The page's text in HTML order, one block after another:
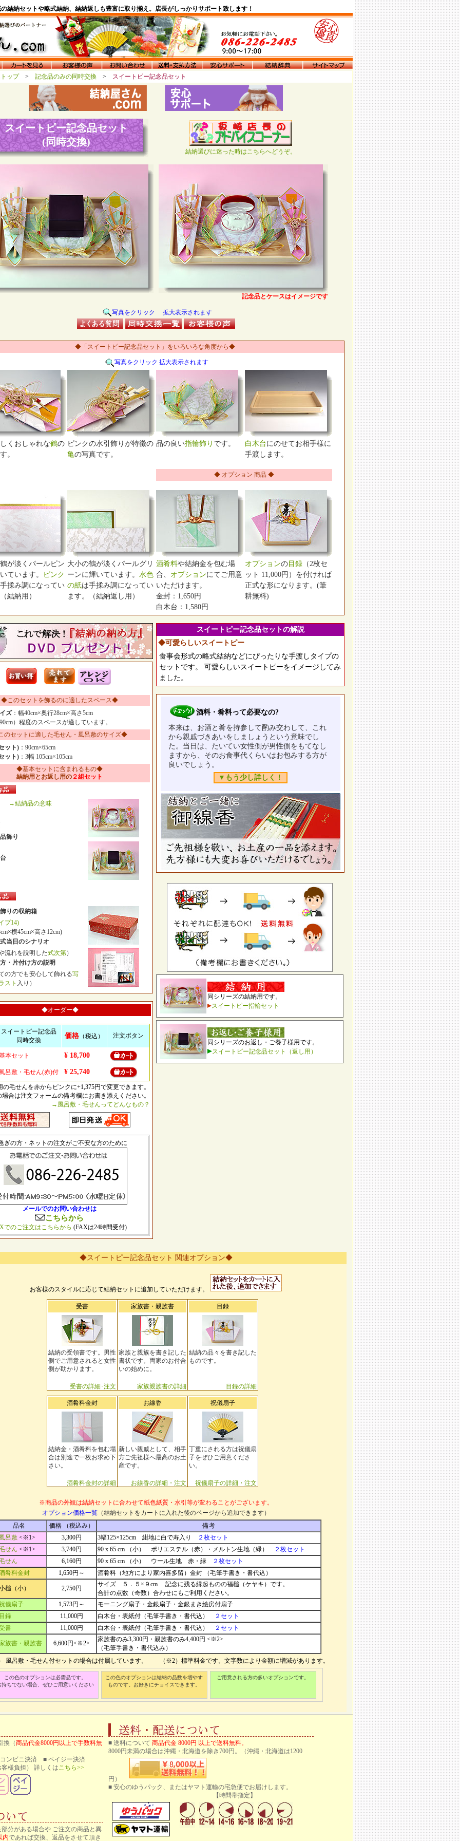
結納セットや略式結納、結納返しも豊富に取り揃え。店長がしっかりサポート致します！
トップ > 記念品のみの同時交換 > スイートピー記念品セット
スイートピー記念品セット
(同時交換)
結納選びに迷った時はこちらへどうぞ。
記念品とケースはイメージです
写真をクリック 拡大表示されます
◆「スイートピー記念品セット」をいろいろな角度から◆
写真をクリック 拡大表示されます
くおしゃれな鶴の
。
ピンクの水引飾りが特徴の
亀の写真です。
品の良い指輪飾り です。 白木台にのせてお相手様に
手渡します。
◆ オプション 商品 ◆
が淡くパールピン
ています。
ピンク
揉み調になってい
結納用）
大小の鶴が淡くパールグリ
ーンに輝いています。 水色
の紙は手揉み調になってい
ます。（結納返し用）
酒肴料や結納金を包む場
合、 オプションにてご用意
いただけます。
金封：1,650円
白木台：1,580円
オプションの目録（2枚セ
ット 11,000円）を付ければ
正式な形になります。(筆
耕無料)
◆このセットを飾るのに適したスペース◆
ズ：幅40cm×奥行28cm×高さ5cm
）程度のスペースが適しています。
のセットに適した毛せん・風呂敷のサイズ◆
ット) ：90cm×65cm
ット) ：3幅 105cm×105cm
◆基本セットに含まれるもの◆
結納用とお返し用の２組セット
→結納品の意味
飾り
りの収納箱
プ14)
横45cm×高さ12cm)
当日のシナリオ
流れを説明した式次第）
・片付け方の説明
の方でも安心して飾れる写
スト 入り）
◆オーダー◆
スイートピー記念品
同時交換
価格 （税込） 注文ボタン
本セット ¥ 18,700
呂敷・毛せん(赤)付 ¥ 25,740
の毛せんを赤からピンクに+1,375円で変更できます。
場合は注文フォームの備考欄にお書き添えください。
→風呂敷・毛せんってどんなもの？
ぎの方・ネットの注文がご不安な方のために
メールでのお問い合わせは
こちらから
でのご注文はこちらから (FAXは24時間受付)
スイートピー記念品セットの解説
◆可愛らしいスイートピー
食事会形式の略式結納などにぴったりな手渡しタイプの
セットです。 可愛らしいスイートピーをイメージしてみ
ました。
酒料・肴料って必要なの?
本来は、お酒と肴を持参して酌み交わして、これ
から親戚づきあいをしましょうという意味でし
た。当日は、たいてい女性側が男性側をもてなし
ますから、そのお食事代くらいはお包みする方が
良いでしょう。
▼もう少し詳しく！
同シリーズの結納用です。
スイートピー指輪セット
同シリーズのお返し・ご養子様用です。
スイートピー記念品セット（返し用）
◆スイートピー記念品セット 関連オプション◆
お客様のスタイルに応じて結納セットに追加していただけます。
受書
結納の受領書です。男性
側でご用意されると女性
側が助かります。
受書の詳細･注文
家族書・親族書
家族と親族を書き記した
書状です。両家のお付合
いの始めに。
家族親族書の詳細
目録
結納の品々を書き記した
ものです。
目録の詳細
酒肴料金封
結納金・酒肴料を包む場
合は別途で一枚お求め下
さい。
酒肴料金封の詳細
お線香
新しい親戚として、相手
方ご先祖様へ最高のお土
産です。
お線香の詳細・注文
祝儀扇子
丁重にされる方は祝儀扇
子をぜひご用意くださ
い。
祝儀扇子の詳細・注文
※商品の外観は結納セットに合わせて紙色紙質・水引等が変わることがございます。
オプション価格一覧（結納セットをカートに入れた後のページから追加できます）
品名
価格 （税込み）
備考
呂敷 <※1> 3,300円 3幅125×125cm 紺地に白で寿入り
２枚セット
せん <※1> 3,740円 90 x 65 cm （小） ポリエステル（赤）・メルトン生地（緑）
２枚セット
せん
6,160円 90 x 65 cm （小） ウール生地 赤・緑
２枚セット
肴料金封
1,650円～ 酒肴料（地方により家内喜多留）金封 （毛筆手書き・書代込）
槌（小） 2,750円
サイズ ５．５×９cm 記念に残る縁起ものの福槌（ケヤキ）です。
合計の点数（奇数）合わせにもご利用ください。
儀扇子
1,573円～
モーニング扇子・金銀扇子・金銀まき絵房付扇子
録
11,000円 白木台・表紙付（毛筆手書き・書代込）
２セット
書
11,000円 白木台・表紙付（毛筆手書き・書代込） ２セット
族書・親族書 6,600円<※2>
家族書のみ3,300円・親族書のみ4,400円 <※2>
（毛筆手書き・書代込み）
風呂敷・毛せん付セットの場合は付属しています。 （※2）標準料金です。文字数により金額に増減があります。
この色のオプションは必需品です。
持ちでない場合、ぜひご用意いください
この色のオプションは結納の品数を増やす
ものです。お好きにチョイスできます。
ご用意される方の多いオプションです。
換（商品代金8000円以上で手数料無
コンビニ決済 ■ ペイジー決済
様負担） 詳しくはこちら>>
分がある場合や ご注文の商品と異
内であれば交換、返品をさせて頂き
■ 送料について 商品代金 8000円 以上で送料無料。
8000円未満の場合は沖縄・北海道を除き700円。（沖縄・北海道は1200
円）
■ 安心のゆうパック、またはヤマト運輸の宅急便でお届けします。
【時間帯指定】